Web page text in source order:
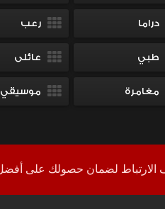
دراما رعب
طبي عائلى
مغامرة موسيقي